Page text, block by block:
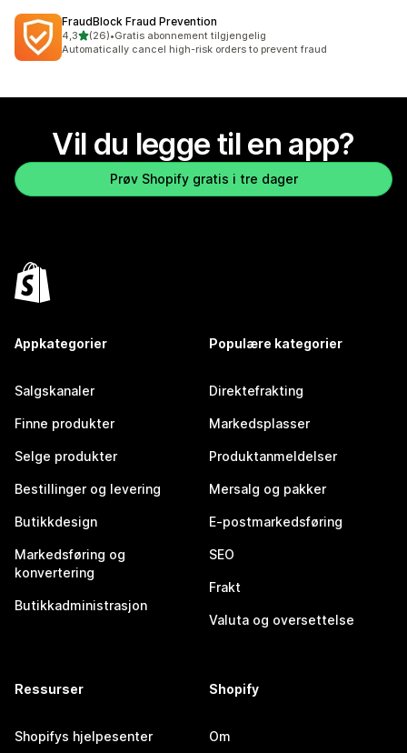
FraudBlock Fraud Prevention
4,3av 5 stjerner
(26)
Totalt 26 omtaler
•Gratis abonnement tilgjengelig
Automatically cancel high-risk orders to prevent fraud
Vil du legge til en app?
Prøv Shopify gratis i tre dager
Appkategorier
Salgskanaler
Finne produkter
Selge produkter
Bestillinger og levering
Butikkdesign
Markedsføring og
konvertering
Butikkadministrasjon
Populære kategorier
Direktefrakting
Markedsplasser
Produktanmeldelser
Mersalg og pakker
E-postmarkedsføring
SEO
Frakt
Valuta og oversettelse
Ressurser
Shopifys hjelpesenter
Shopify
Om